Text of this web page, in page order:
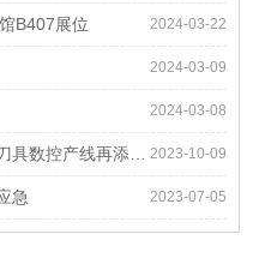
2024-03-22
B407展位
2024-03-09
2024-03-08
2023-10-09
控产线再添新装备
2023-07-05
急